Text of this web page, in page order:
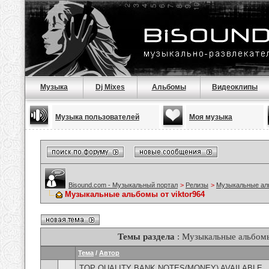
Музыка Dj Mixes Альбомы Видеоклипы
Музыка пользователей Моя музыка
Bisound.com - Музыкальный портал > Релизы > Музыкальные
Музыкальные альбомы от viktor964
Темы раздела : Музыкальные
Тема / Автор